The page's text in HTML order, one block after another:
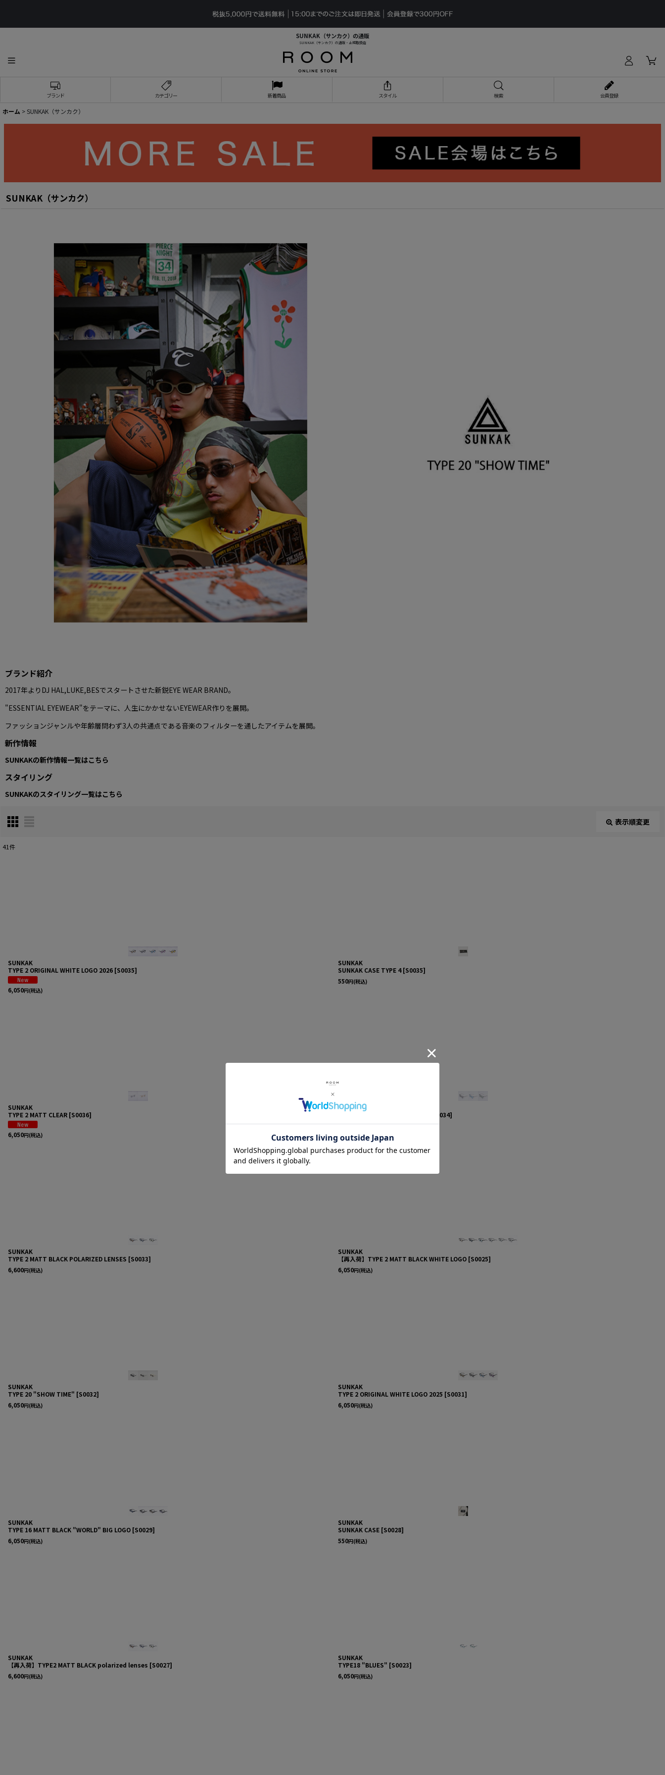
SUNKAK（サンカク）の通販
SUNKAK（サンカク）の通販・正規取扱店
ブランド カテゴリー 新着商品 スタイル 検索 会員登録
ホーム >SUNKAK（サンカク）
SUNKAK（サンカク）
ブランド紹介
2017年よりDJ HAL,LUKE,BESでスタートさせた新鋭EYE WEAR BRAND。
"ESSENTIAL EYEWEAR"をテーマに、人生にかかせないEYEWEAR作りを展開。
ファッションジャンルや年齢層問わず3人の共通点である音楽のフィルターを通したアイテムを展開。
新作情報
SUNKAKの新作情報一覧はこちら
スタイリング
SUNKAKのスタイリング一覧はこちら
表示順変更
閉じる
41件
SUNKAK
TYPE 2 ORIGINAL WHITE LOGO 2026 [S0035]
6,050円(税込)
SUNKAK
SUNKAK CASE TYPE 4 [S0035]
550円(税込)
SUNKAK
TYPE 2 MATT CLEAR [S0036]
6,050円(税込)
SUNKAK
S0034]
6,050円(税込)
SUNKAK
TYPE 2 MATT BLACK POLARIZED LENSES [S0033]
6,600円(税込)
SUNKAK
【再入荷】TYPE 2 MATT BLACK WHITE LOGO [S0025]
6,050円(税込)
SUNKAK
TYPE 20 "SHOW TIME" [S0032]
6,050円(税込)
SUNKAK
TYPE 2 ORIGINAL WHITE LOGO 2025 [S0031]
6,050円(税込)
SUNKAK
TYPE 16 MATT BLACK "WORLD" BIG LOGO [S0029]
6,050円(税込)
SUNKAK
SUNKAK CASE [S0028]
550円(税込)
SUNKAK
【再入荷】TYPE2 MATT BLACK polarized lenses [S0027]
6,600円(税込)
SUNKAK
TYPE18 "BLUES" [S0023]
6,050円(税込)